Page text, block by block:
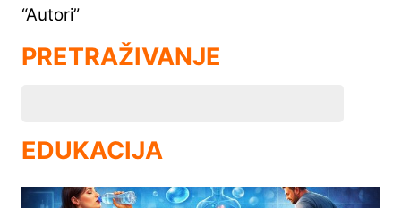
“Autori”
PRETRAŽIVANJE
EDUKACIJA